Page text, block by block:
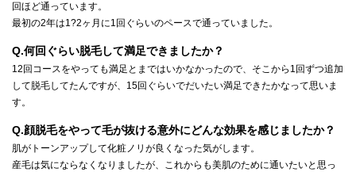
回ほど通っています。
最初の2年は1?2ヶ月に1回ぐらいのペースで通っていました。
Q.何回ぐらい脱毛して満足できましたか？
12回コースをやっても満足とまではいかなかったので、そこから1回ずつ追加
して脱毛してたんですが、15回ぐらいでだいたい満足できたかなって思いま
す。
Q.顔脱毛をやって毛が抜ける意外にどんな効果を感じましたか？
肌がトーンアップして化粧ノリが良くなった気がします。
産毛は気にならなくなりましたが、これからも美肌のために通いたいと思っ